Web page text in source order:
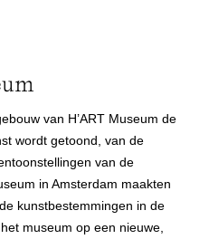
van H’ART Museum de
wordt getoond, van de
van de
in Amsterdam maakten
kunstbestemmingen in de
museum op een nieuwe,